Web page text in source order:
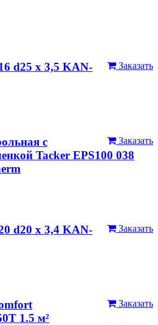
Заказать
d25 х 3,5 KAN-
Заказать
с
Tacker EPS100 038
Заказать
d20 х 3,4 KAN-
Заказать
1.5 м²